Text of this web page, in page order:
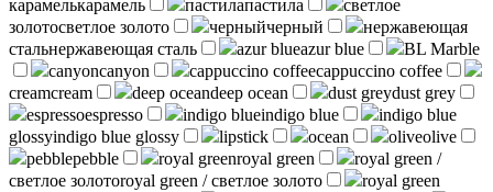
карамелькарамель пастилапастила
светлое
золотосветлое золото черныйчерный
нержавеющая
стальнержавеющая сталь azur blueazur blue
BL Marble
canyoncanyon cappuccino coffeecappuccino coffee
creamcream deep oceandeep ocean dust greydust grey
espressoespresso indigo blueindigo blue
indigo blue
glossyindigo blue glossy lipstick ocean oliveolive
pebblepebble royal greenroyal green
royal green /
светлое золотоroyal green / светлое золото
royal green